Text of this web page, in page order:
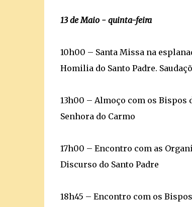
13 de Maio - quinta-feira
10h00 – Santa Missa na
Homilia do Santo Padre.
13h00 – Almoço com os Bispos
Senhora do Carmo
17h00 – Encontro com as
Discurso do Santo Padre
18h45 – Encontro com os